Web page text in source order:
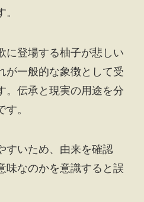
に登場する柚子が悲しい
が一般的な象徴として受
。伝承と現実の用途を分
。
すいため、由来を確認
味なのかを意識すると誤